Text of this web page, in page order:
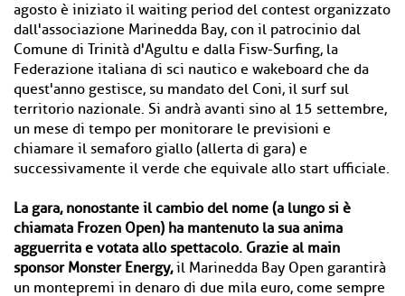
agosto è iniziato il waiting period del contest organizzato
dall'associazione Marinedda Bay, con il patrocinio dal
Comune di Trinità d'Agultu e dalla Fisw-Surfing, la
Federazione italiana di sci nautico e wakeboard che da
quest'anno gestisce, su mandato del Coni, il surf sul
territorio nazionale. Si andrà avanti sino al 15 settembre,
un mese di tempo per monitorare le previsioni e
chiamare il semaforo giallo (allerta di gara) e
successivamente il verde che equivale allo start ufficiale.
La gara, nonostante il cambio del nome (a lungo si è
chiamata Frozen Open) ha mantenuto la sua anima
agguerrita e votata allo spettacolo. Grazie al main
sponsor Monster Energy,il Marinedda Bay Open garantirà
un montepremi in denaro di due mila euro, come sempre